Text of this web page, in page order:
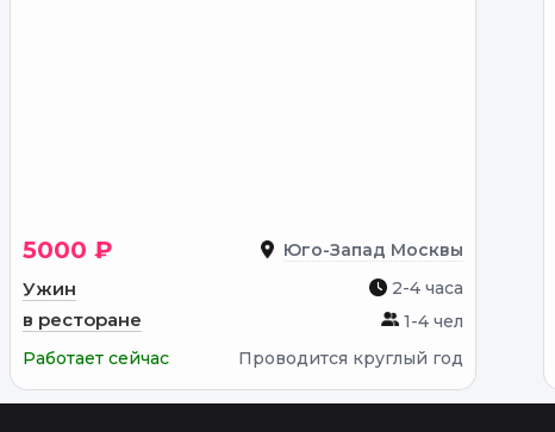
5000 ₽ Юго-Запад Москвы
Ужин
в ресторане
2-4 часа
1-4 чел
Работает сейчас
Проводится круглый год